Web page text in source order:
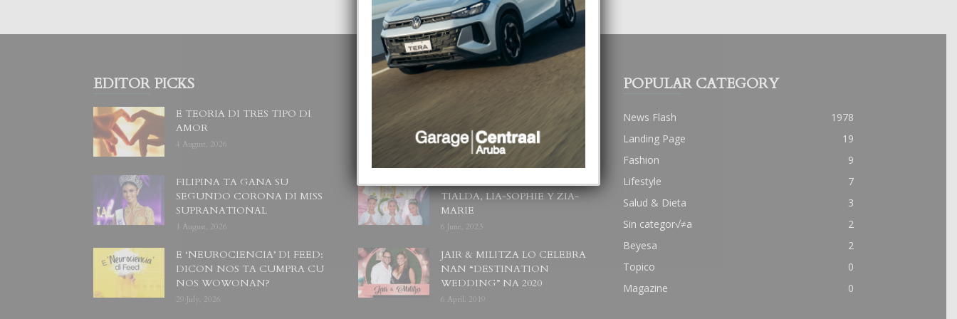
EDITOR PICKS
E TEORIA DI TRES TIPO DI
AMOR
4 August, 2026
FILIPINA TA GANA SU
SEGUNDO CORONA DI MISS
SUPRANATIONAL
1 August, 2026
E ‘NEUROCIENCIA’ DI FEED:
DICON NOS TA CUMPRA CU
NOS WOWONAN?
29 July, 2026
POPULAR POSTS
BODA MANSUR
3 December, 2019
UN DIA INOLVIDABEL PA
TIALDA, LIA-SOPHIE Y ZIA-
MARIE
6 June, 2023
JAIR & MILITZA LO CELEBRA
NAN “DESTINATION
WEDDING” NA 2020
6 April, 2019
POPULAR CATEGORY
News Flash
1978
Landing Page
19
Fashion
9
Lifestyle
7
Salud & Dieta
3
Sin categor√≠a
2
Beyesa
2
Topico
0
Magazine
0